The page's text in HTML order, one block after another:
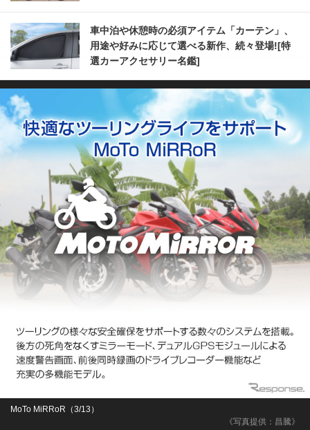
車中泊や休憩時の必須アイテム「カーテン」、
用途や好みに応じて選べる新作、続々登場![特
選カーアクセサリー名鑑]
《写真提供：昌騰》
MoTo MiRRoR（3/13）